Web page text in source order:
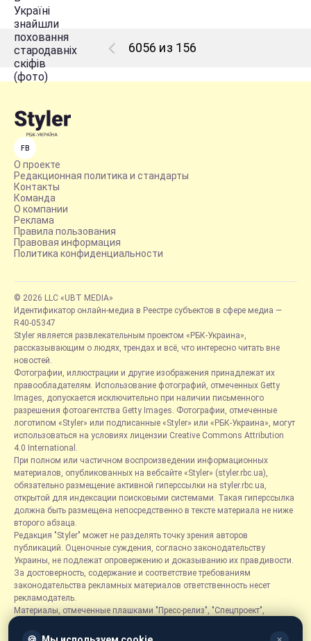
6056 из 156
FB
О проекте
Редакционная политика и стандарты
Контакты
Команда
О компании
Реклама
Правила пользования
Правовая информация
Политика конфиденциальности
© 2026 LLC «UBT MEDIA»
Идентификатор онлайн-медиа в Реестре субъектов в сфере медиа —
R40-05347
Styler является развлекательным проектом «РБК-Украина»,
рассказывающим о людях, трендах и всё, что интересно читать вне
новостей.
Фотографии, иллюстрации и другие изображения принадлежат их
правообладателям. Использование фотографий, отмеченных Getty
Images, допускается исключительно при наличии письменного
разрешения фотоагентства Getty Images. Фотографии, отмеченные
логотипом «Styler» или подписанные «Styler» или «РБК-Украина», могут
использоваться на условиях лицензии Creative Commons Attribution
4.0 International.
При полном или частичном воспроизведении информационных
материалов, опубликованных на вебсайте «Styler» (styler.rbc.ua),
обязательно размещение активной гиперссылки на styler.rbc.ua,
открытой для индексации поисковыми системами. Такая гиперссылка
должна быть размещена непосредственно в тексте материала не ниже
второго абзаца.
Редакция "Styler" может не разделять точку зрения авторов
публикаций. Оценочные суждения, согласно законодательству
Украины, не подлежат опровержению и доказыванию их правдивости.
За достоверность, содержание и соответствие требованиям
законодательства рекламных материалов ответственность несет
рекламодатель.
Материалы, отмеченные плашками "Пресс-релиз", "Спецпроект",
размещаются на правах рекламы.